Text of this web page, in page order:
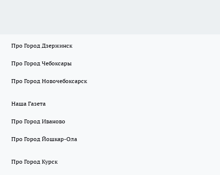
Про Город Дзержинск
Про Город Чебоксары
Про Город Новочебоксарск
Наша Газета
Про Город Иваново
Про Город Йошкар-Ола
Про Город Курск